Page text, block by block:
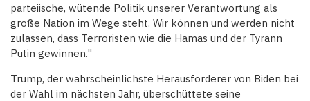
parteiische, wütende Politik unserer Verantwortung als
große Nation im Wege steht. Wir können und werden nicht
zulassen, dass Terroristen wie die Hamas und der Tyrann
Putin gewinnen."
Trump, der wahrscheinlichste Herausforderer von Biden bei
der Wahl im nächsten Jahr, überschüttete seine